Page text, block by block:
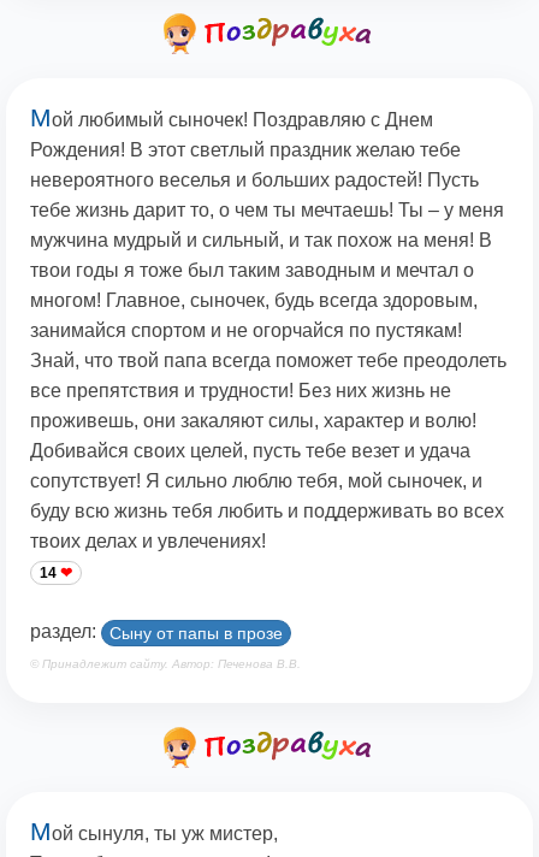
Мой любимый сыночек! Поздравляю с Днем
Рождения! В этот светлый праздник желаю тебе
невероятного веселья и больших радостей! Пусть
тебе жизнь дарит то, о чем ты мечтаешь! Ты – у меня
мужчина мудрый и сильный, и так похож на меня! В
твои годы я тоже был таким заводным и мечтал о
многом! Главное, сыночек, будь всегда здоровым,
занимайся спортом и не огорчайся по пустякам!
Знай, что твой папа всегда поможет тебе преодолеть
все препятствия и трудности! Без них жизнь не
проживешь, они закаляют силы, характер и волю!
Добивайся своих целей, пусть тебе везет и удача
сопутствует! Я сильно люблю тебя, мой сыночек, и
буду всю жизнь тебя любить и поддерживать во всех
твоих делах и увлечениях!
14
раздел: Сыну от папы в прозе
© Принадлежит сайту. Автор: Печенова В.В.
Мой сынуля, ты уж мистер,